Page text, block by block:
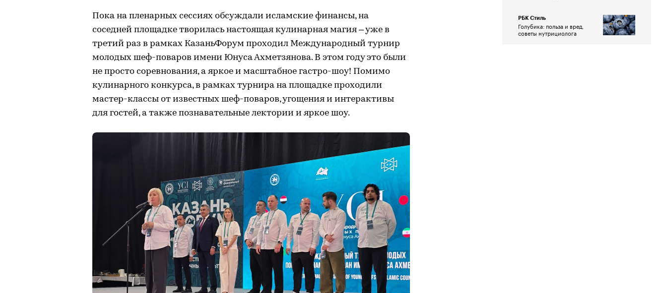
Пока на пленарных сессиях обсуждали исламские финансы, на
соседней площадке творилась настоящая кулинарная магия – уже в
третий раз в рамках КазаньФорум проходил Международный турнир
молодых шеф-поваров имени Юнуса Ахметзянова. В этом году это были
не просто соревнования, а яркое и масштабное гастро-шоу! Помимо
кулинарного конкурса, в рамках турнира на площадке проходили
мастер-классы от известных шеф-поваров, угощения и интерактивы
для гостей, а также познавательные лектории и яркое шоу.
РБК Стиль
Голубика: польза и вред,
советы нутрициолога